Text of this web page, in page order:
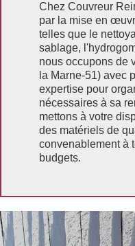
Chez Couvreur
par la mise en
telles que le
sablage,
nous occupons de
la Marne-51) avec
expertise pour
nécessaires à sa
mettons à votre
des matériels de
convenablement à
budgets.